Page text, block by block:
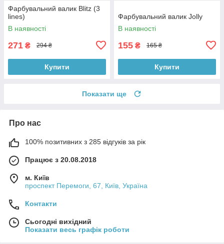
Фарбувальний валик Blitz (3
lines)
В наявності
271 ₴ 294 ₴
Купити
Фарбувальний валик Jolly
В наявності
155 ₴ 165 ₴
Купити
Показати ще
Про нас
100% позитивних з 285 відгуків за рік
Працює з 20.08.2018
м. Київ
проспект Перемоги, 67, Київ, Україна
Контакти
Сьогодні вихідний
Показати весь графік роботи